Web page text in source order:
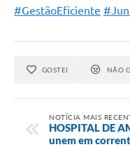
#GestãoEficiente
GOSTEI NÃO
NOTÍCIA MAIS
HOSPITAL DE
unem em